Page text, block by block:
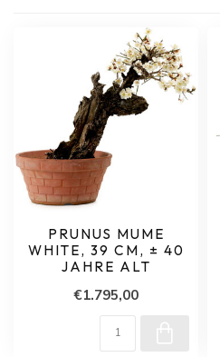
PRUNUS MUME
WHITE, 39 CM, ± 40
JAHRE ALT
€1.795,00